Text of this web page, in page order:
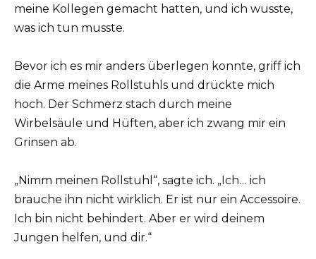
meine Kollegen gemacht hatten, und ich wusste,
was ich tun musste.
Bevor ich es mir anders überlegen konnte, griff ich
die Arme meines Rollstuhls und drückte mich
hoch. Der Schmerz stach durch meine
Wirbelsäule und Hüften, aber ich zwang mir ein
Grinsen ab.
„Nimm meinen Rollstuhl“, sagte ich. „Ich… ich
brauche ihn nicht wirklich. Er ist nur ein Accessoire.
Ich bin nicht behindert. Aber er wird deinem
Jungen helfen, und dir.“